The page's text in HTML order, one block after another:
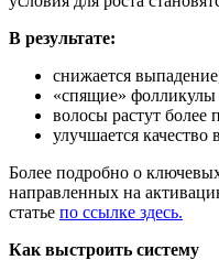
В результате:
снижается
«спящие» фолликулы
волосы растут
улучшается качество
Более подробно о
направленных на
статье по ссылке здесь.
Как выстроить систему